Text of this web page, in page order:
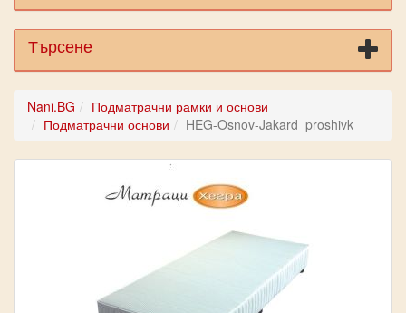
Търсене
Nani.BG
Подматрачни рамки и основи
Подматрачни основи
HEG-Osnov-Jakard_proshivk